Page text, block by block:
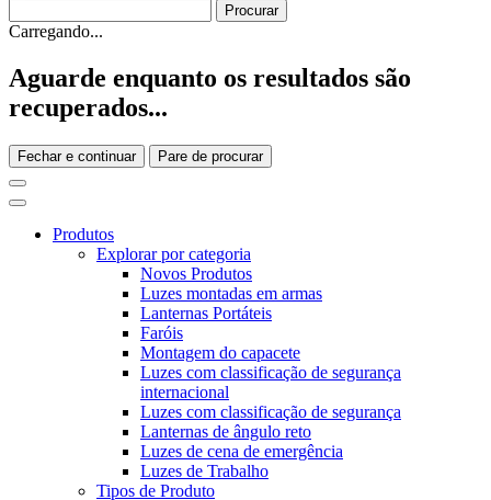
Carregando...
Aguarde enquanto os resultados são
recuperados...
Fechar e continuar Pare de procurar
Produtos
Explorar por categoria
Novos Produtos
Luzes montadas em armas
Lanternas Portáteis
Faróis
Montagem do capacete
Luzes com classificação de segurança
internacional
Luzes com classificação de segurança
Lanternas de ângulo reto
Luzes de cena de emergência
Luzes de Trabalho
Tipos de Produto